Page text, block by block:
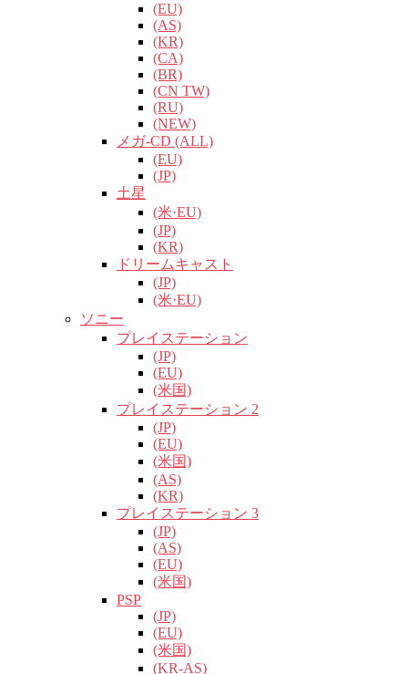
(EU)
(AS)
(KR)
(CA)
(BR)
(CN TW)
(RU)
(NEW)
メガ-CD (ALL)
(EU)
(JP)
土星
(米·EU)
(JP)
(KR)
ドリームキャスト
(JP)
(米·EU)
ソニー
プレイステーション
(JP)
(EU)
(米国)
プレイステーション 2
(JP)
(EU)
(米国)
(AS)
(KR)
プレイステーション 3
(JP)
(AS)
(EU)
(米国)
PSP
(JP)
(EU)
(米国)
(KR-AS)